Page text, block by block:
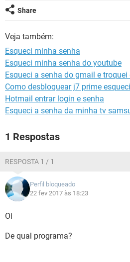
GUIA DE COMPRAS
Share
Veja também:
Esqueci minha senha
Esqueci minha senha do youtube
Esqueci a senha do gmail e troquei
Como desbloquear j7 prime
Hotmail entrar login e senha
Esqueci a senha da minha tv
1 Respostas
RESPOSTA 1 / 1
Perfil bloqueado
22 fev 2017 às 18:23
Oi
De qual programa?